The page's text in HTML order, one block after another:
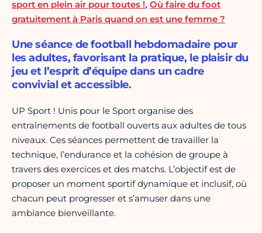
sport en plein air pour toutes !, Où faire du foot
gratuitement à Paris quand on est une femme ?
Une séance de football hebdomadaire pour
les adultes, favorisant la pratique, le plaisir du
jeu et l’esprit d’équipe dans un cadre
convivial et accessible.
UP Sport ! Unis pour le Sport organise des
entraînements de football ouverts aux adultes de tous
niveaux. Ces séances permettent de travailler la
technique, l’endurance et la cohésion de groupe à
travers des exercices et des matchs. L’objectif est de
proposer un moment sportif dynamique et inclusif, où
chacun peut progresser et s’amuser dans une
ambiance bienveillante.